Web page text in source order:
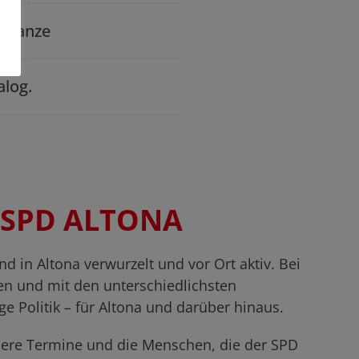
ALTONA
in Altona verwurzelt und vor Ort aktiv. Bei
und mit den unterschiedlichsten
Politik – für Altona und darüber hinaus.
Termine und die Menschen, die der SPD